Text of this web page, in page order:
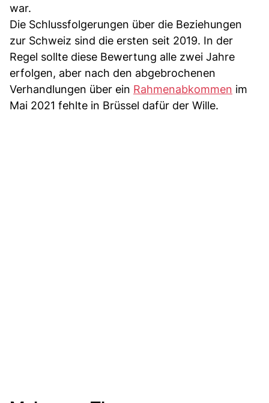
war.
Die Schlussfolgerungen über die Beziehungen
zur Schweiz sind die ersten seit 2019. In der
Regel sollte diese Bewertung alle zwei Jahre
erfolgen, aber nach den abgebrochenen
Verhandlungen über ein Rahmenabkommen im
Mai 2021 fehlte in Brüssel dafür der Wille.